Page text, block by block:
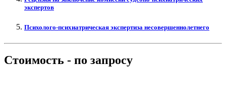
экспертов
Психолого-психиатрическая экспертиза несовершеннолетнего
Стоимость - по запросу